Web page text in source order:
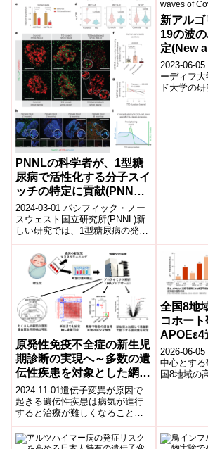
PNNLの科学者が、1型糖
尿病で活性化する分子スイ
ッチの特定に貢献(PNNL
Scientists Help Pinpoint
Molecular Switch Active
in Type-1 Diabetes)
2024-03-01 パシフィック・ノー
スウェスト国立研究所(PNNL)新
しい研究では、1型糖尿病の発症
における免疫系の役割だけでな
く、攻撃の対象であるベータ
細...
新アル
19の波
定(New
Covid-
2023-06-
ーディフ
ド大学の
原発性免疫不全症の新生児
期診断の実現へ～多数の遺
伝性疾患を対象とした網羅
的ろ紙血プロテオーム検査
法の開発～
2024-11-01遺伝子変異が原因で
起きる遺伝性疾患は病気が進行
すると治療が難しくなることが
多く、早期に見つけて治療を開
始することが重要です。日本で
は全ての赤...
全国8地
コホート
APOEε4
能な危険
クに及ぼ
報告
2026-06-
中心とす
国8地域の